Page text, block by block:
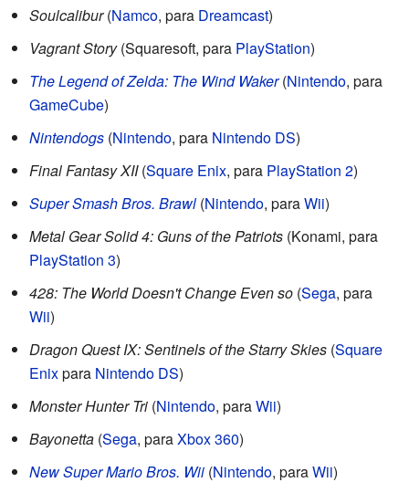
Soulcalibur(Namco, para Dreamcast)
Vagrant Story(Squaresoft, para PlayStation)
The Legend of Zelda: The Wind Waker(Nintendo, para
GameCube)
Nintendogs (Nintendo, para Nintendo DS)
Final Fantasy XII(Square Enix, para PlayStation 2)
Super Smash Bros. Brawl (Nintendo, paraWii)
Metal Gear Solid 4: Guns of the Patriots (Konami, para
PlayStation 3)
428: The World Doesn't Change Even so (Sega, para
Wii)
Dragon Quest IX: Sentinels of the Starry Skies (Square
Enixpara Nintendo DS)
Monster Hunter Tri (Nintendo, paraWii)
Bayonetta (Sega, paraXbox 360)
New Super Mario Bros. Wii (Nintendo, paraWii)